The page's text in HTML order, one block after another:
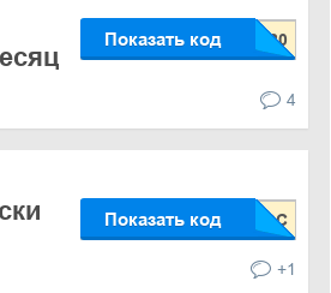
Показать код
4
Показать код
+1